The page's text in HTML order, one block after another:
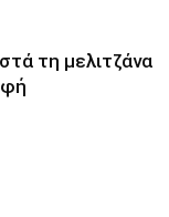
τη μελιτζάνα